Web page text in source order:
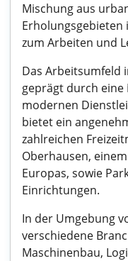
Mischung aus
zum Arbeiten und
Das Arbeitsumfeld
geprägt durch
modernen
bietet ein
zahlreichen
Oberhausen,
Europas, sowie
Einrichtungen.
In der Umgebung
verschiedene
Maschinenbau,